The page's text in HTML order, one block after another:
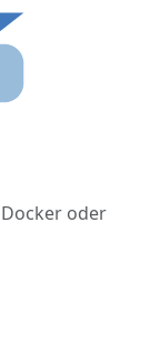
oder